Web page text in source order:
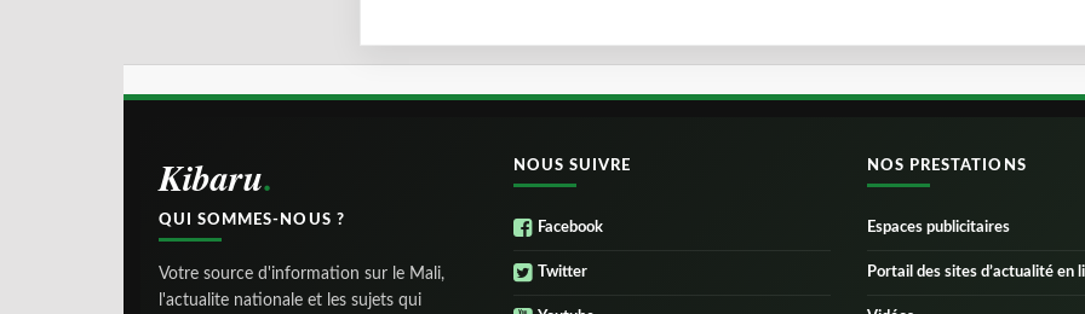
Kibaru
QUI SOMMES-NOUS ?
Votre source d'information sur le Mali,
l'actualite nationale et les sujets qui
NOUS SUIVRE
Facebook
Twitter
NOS PRESTATIONS
Espaces publicitaires
Portail des sites d’actualité en